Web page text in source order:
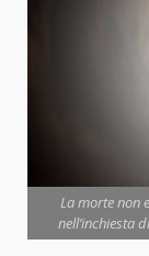
La morte non
nell’inchiesta